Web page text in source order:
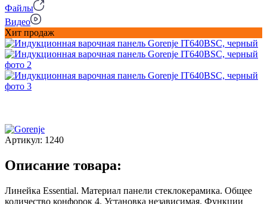
Файлы
Видео
Хит продаж
Артикул: 1240
Описание товара:
Линейка Essential. Материал панели стеклокерамика. Общее
количество конфорок 4. Установка независимая. Функции